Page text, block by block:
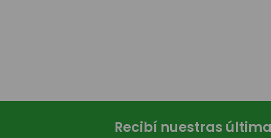
Recibí nuestras